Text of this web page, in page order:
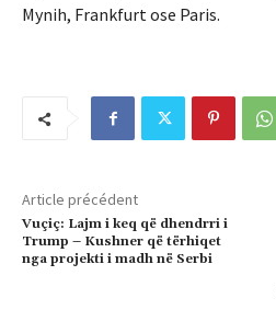
Mynih, Frankfurt ose Paris.
Article précédent
Vuçiç: Lajm i keq që dhendrri i
Trump – Kushner që tërhiqet
nga projekti i madh në Serbi